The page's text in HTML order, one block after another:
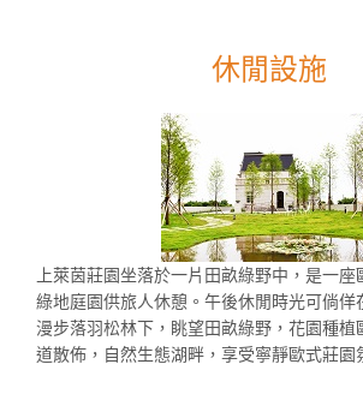
休閒設施
上萊茵莊園坐落於一片田畝綠野中，是一
綠地庭園供旅人休憩。午後休閒時光可倘佯
漫步落羽松林下，眺望田畝綠野，花園種植
道散佈，自然生態湖畔，享受寧靜歐式莊園